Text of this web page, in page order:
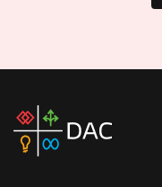
home